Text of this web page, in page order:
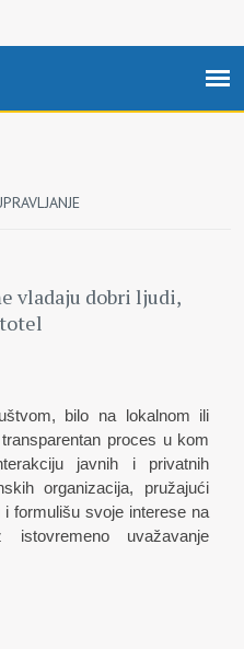
vladaju dobri ljudi,
bilo na lokalnom ili
proces u kom
javnih i privatnih
organizacija, pružajući
formulišu svoje interese na
uvažavanje